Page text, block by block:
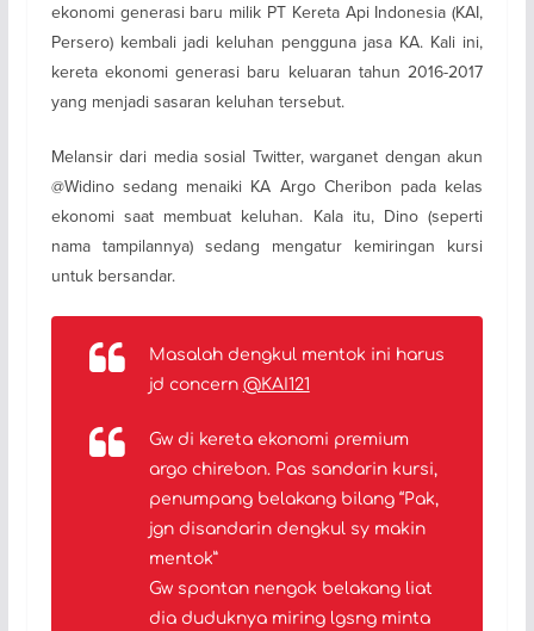
ekonomi generasi baru milik PT Kereta Api Indonesia (KAI,
Persero) kembali jadi keluhan pengguna jasa KA. Kali ini,
kereta ekonomi generasi baru keluaran tahun 2016-2017
yang menjadi sasaran keluhan tersebut.
Melansir dari media sosial Twitter, warganet dengan akun
@Widino sedang menaiki KA Argo Cheribon pada kelas
ekonomi saat membuat keluhan. Kala itu, Dino (seperti
nama tampilannya) sedang mengatur kemiringan kursi
untuk bersandar.
Masalah dengkul mentok ini harus
jd concern @KAI121
Gw di kereta ekonomi premium
argo chirebon. Pas sandarin kursi,
penumpang belakang bilang “Pak,
jgn disandarin dengkul sy makin
mentok”
Gw spontan nengok belakang liat
dia duduknya miring lgsng minta